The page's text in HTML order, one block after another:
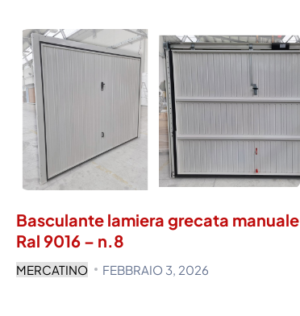
Basculante lamiera grecata manuale
Ral 9016 – n.8
MERCATINO FEBBRAIO 3, 2026